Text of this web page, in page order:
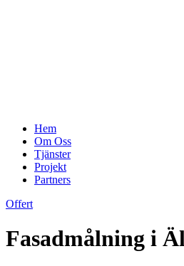
Hem
Om Oss
Tjänster
Projekt
Partners
Offert
Fasadmålning i